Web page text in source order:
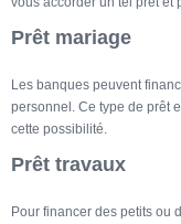
Prêt mariage
Les banques peuvent
personnel. Ce type de prêt
cette possibilité.
Prêt travaux
Pour financer des petits ou